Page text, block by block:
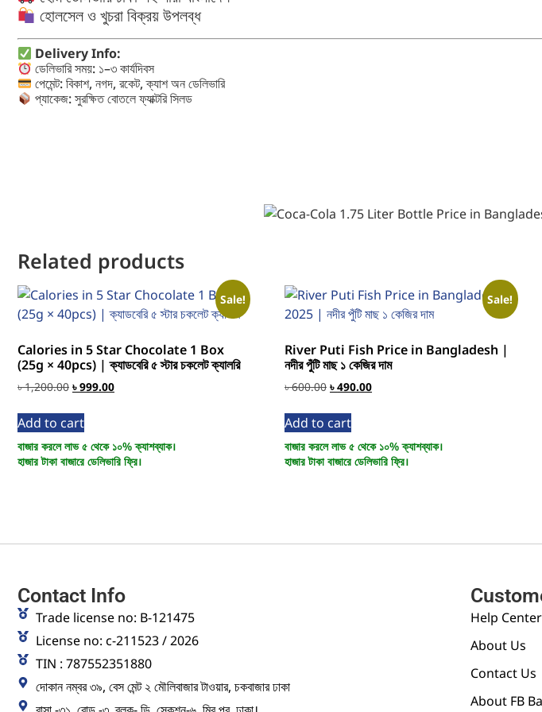
হোলসেল ও খুচরা বিক্রয় উপলব্ধ
Delivery Info:
ডেলিভারি সময়: ১–৩ কার্যদিবস
পেমেন্ট: বিকাশ, নগদ, রকেট, ক্যাশ অন ডেলিভারি
প্যাকেজ: সুরক্ষিত বোতলে ফ্যাক্টরি সিলড
Related products
Sale!
Calories in 5 Star Chocolate 1 Box
(25g × 40pcs) | ক্যাডবেরি ৫ স্টার চকলেট ক্যালরি
৳1,200.00 ৳999.00
Add to cart
বাজার করলে লাভ ৫ থেকে ১০% ক্যাশব্যাক।
হাজার টাকা বাজারে ডেলিভারি ফ্রি।
Sale!
River Puti Fish Price in Bangladesh |
নদীর পুঁটি মাছ ১ কেজির দাম
৳600.00 ৳490.00
Add to cart
বাজার করলে লাভ ৫ থেকে ১০% ক্যাশব্যাক।
হাজার টাকা বাজারে ডেলিভারি ফ্রি।
Contact Info
Trade license no: B-121475
License no: c-211523 / 2026
TIN : 787552351880
দোকান নম্বর ৩৯, বেস মেন্ট ২ মৌলিবাজার টাওয়ার, চকবাজার ঢাকা
Help Center
About Us
Contact Us
About FB